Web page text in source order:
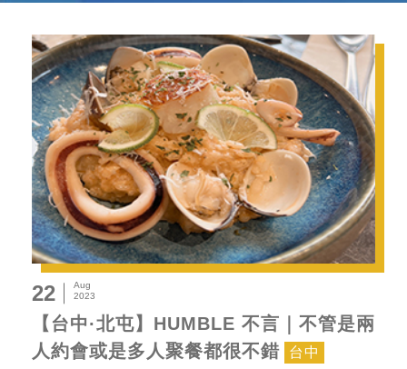
22
Aug
2023
【台中·北屯】HUMBLE 不言｜不管是兩
人約會或是多人聚餐都很不錯
台中